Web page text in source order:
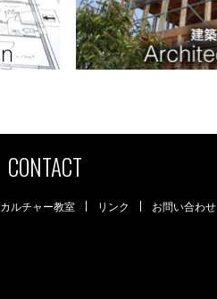
CONTACT
カルチャー教室 リンク お問い合わせ